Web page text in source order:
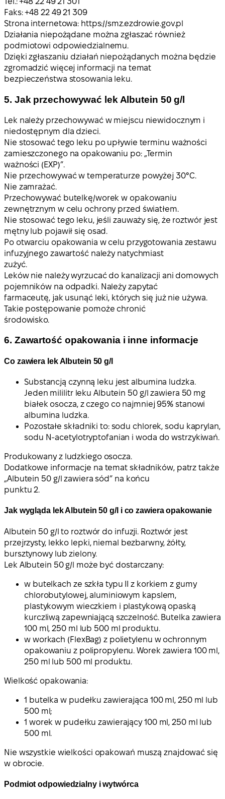
Faks: +48 22 49 21 309
Strona internetowa: https://smz.ezdrowie.gov.pl
Działania niepożądane można zgłaszać również
podmiotowi odpowiedzialnemu.
Dzięki zgłaszaniu działań niepożądanych można będzie
zgromadzić więcej informacji na temat
bezpieczeństwa stosowania leku.
5. Jak przechowywać lek Albutein 50 g/l
Lek należy przechowywać w miejscu niewidocznym i
niedostępnym dla dzieci.
Nie stosować tego leku po upływie terminu ważności
zamieszczonego na opakowaniu po: „Termin
ważności (EXP)”.
Nie przechowywać w temperaturze powyżej 30°C.
Nie zamrażać.
Przechowywać butelkę/worek w opakowaniu
zewnętrznym w celu ochrony przed światłem.
Nie stosować tego leku, jeśli zauważy się, że roztwór jest
mętny lub pojawił się osad.
Po otwarciu opakowania w celu przygotowania zestawu
infuzyjnego zawartość należy natychmiast
zużyć.
Leków nie należy wyrzucać do kanalizacji ani domowych
pojemników na odpadki. Należy zapytać
farmaceutę, jak usunąć leki, których się już nie używa.
Takie postępowanie pomoże chronić
środowisko.
6. Zawartość opakowania i inne informacje
Co zawiera lek Albutein 50 g/l
Substancją czynną leku jest albumina ludzka.
Jeden mililitr leku Albutein 50 g/l zawiera 50 mg
białek osocza, z czego co najmniej 95% stanowi
albumina ludzka.
Pozostałe składniki to: sodu chlorek, sodu kaprylan,
sodu N-acetylotryptofanian i woda do wstrzykiwań.
Produkowany z ludzkiego osocza.
Dodatkowe informacje na temat składników, patrz także
„Albutein 50 g/l zawiera sód” na końcu
punktu 2.
Jak wygląda lek Albutein 50 g/l i co zawiera opakowanie
Albutein 50 g/l to roztwór do infuzji. Roztwór jest
przejrzysty, lekko lepki, niemal bezbarwny, żółty,
bursztynowy lub zielony.
Lek Albutein 50 g/l może być dostarczany:
w butelkach ze szkła typu II z korkiem z gumy
chlorobutylowej, aluminiowym kapslem,
plastykowym wieczkiem i plastykową opaską
kurczliwą zapewniającą szczelność. Butelka zawiera
100 ml, 250 ml lub 500 ml produktu.
w workach (FlexBag) z polietylenu w ochronnym
opakowaniu z polipropylenu. Worek zawiera 100 ml,
250 ml lub 500 ml produktu.
Wielkość opakowania:
1 butelka w pudełku zawierająca 100 ml, 250 ml lub
500 ml;
1 worek w pudełku zawierający 100 ml, 250 ml lub
500 ml.
Nie wszystkie wielkości opakowań muszą znajdować się
w obrocie.
Podmiot odpowiedzialny i wytwórca